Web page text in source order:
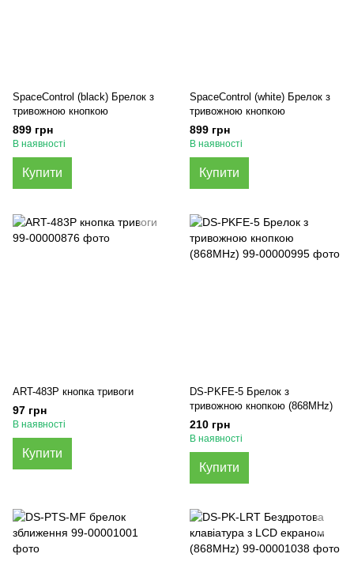
SpaceControl (black) Брелок з
тривожною кнопкою
899 грн
В наявності
Купити
SpaceControl (white) Брелок з
тривожною кнопкою
899 грн
В наявності
Купити
ART-483P кнопка тривоги
97 грн
В наявності
Купити
DS-PKFE-5 Брелок з
тривожною кнопкою (868MHz)
210 грн
В наявності
Купити